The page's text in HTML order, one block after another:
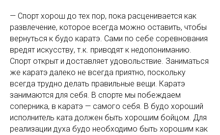
— Спорт хорош до тех пор, пока расценивается как
развлечение, которое всегда можно оставить, чтобы
вернуться к будо каратэ. Сами по себе соревнования
вредят искусству, т.к. приводят к недопониманию.
Спорт открыт и доставляет удовольствие. Заниматься
же каратэ далеко не всегда приятно, поскольку
всегда трудно делать правильные вещи. Каратэ
занимаются для себя. В спорте мы побеждаем
соперника, в каратэ — самого себя. В будо хороший
исполнитель ката должен быть хорошим бойцом. Для
реализации духа будо необходимо быть хорошим как